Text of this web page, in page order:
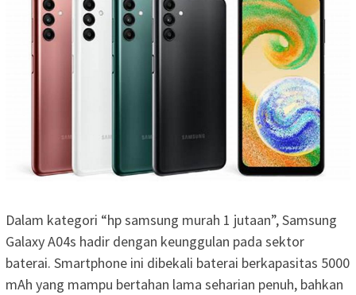
Dalam kategori “hp samsung murah 1 jutaan”, Samsung
Galaxy A04s hadir dengan keunggulan pada sektor
baterai. Smartphone ini dibekali baterai berkapasitas 5000
mAh yang mampu bertahan lama seharian penuh, bahkan